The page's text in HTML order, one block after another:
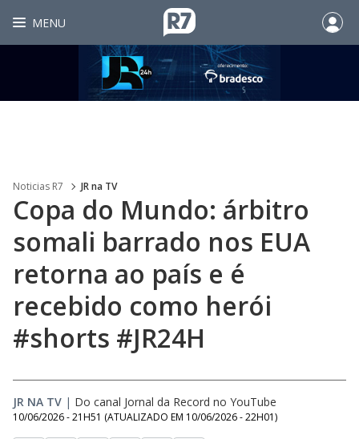
MENU
Noticias R7 JR na TV
Copa do Mundo: árbitro
somali barrado nos EUA
retorna ao país e é
recebido como herói
#shorts #JR24H
JR NA TV | Do canal Jornal da Record no YouTube
10/06/2026 - 21H51 (ATUALIZADO EM 10/06/2026 - 22H01)